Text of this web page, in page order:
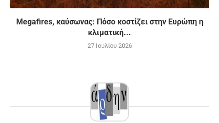
Megafires, καύσωνας: Πόσο κοστίζει στην Ευρώπη η
κλιματική...
27 Ιουλίου 2026